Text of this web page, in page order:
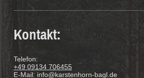
Kontakt:
Telefon:
+49 09134 706455
E-Mail: info@karstenhorn-bagl.de